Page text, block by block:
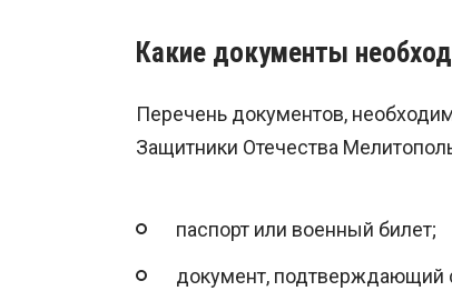
Какие документы
Перечень документов,
Защитники Отечества
паспорт или военный билет;
документ, подтверждающий